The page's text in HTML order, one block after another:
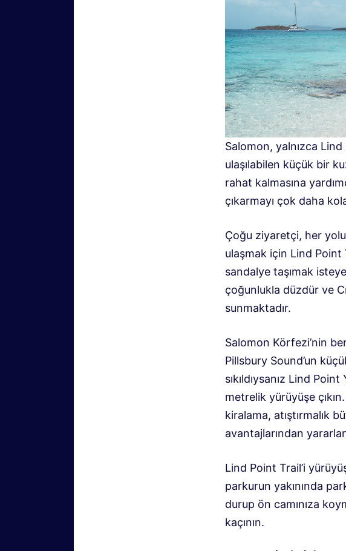
Salomon, yalnızca
ulaşılabilen küçük bir
rahat kalmasına
çıkarmayı çok daha
Çoğu ziyaretçi, her
ulaşmak için Lind Point
sandalye taşımak
çoğunlukla düzdür ve
sunmaktadır.
Salomon Körfezi’nin
Pillsbury Sound’un
sıkıldıysanız Lind
metrelik yürüyüşe
kiralama, atıştırmalık
avantajlarından
Lind Point Trail’i
parkurun yakınında
durup ön camınıza
kaçının.